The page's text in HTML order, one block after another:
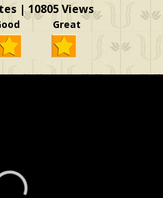
| 10805 Views
Great